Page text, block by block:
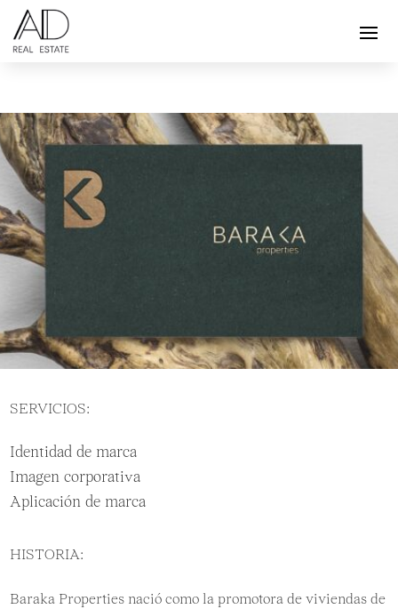
SERVICIOS:
Identidad de marca
Imagen corporativa
Aplicación de marca
HISTORIA:
Baraka Properties nació como la promotora de viviendas de